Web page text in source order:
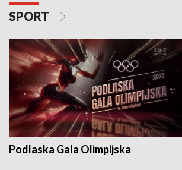
SPORT
Podlaska Gala Olimpijska